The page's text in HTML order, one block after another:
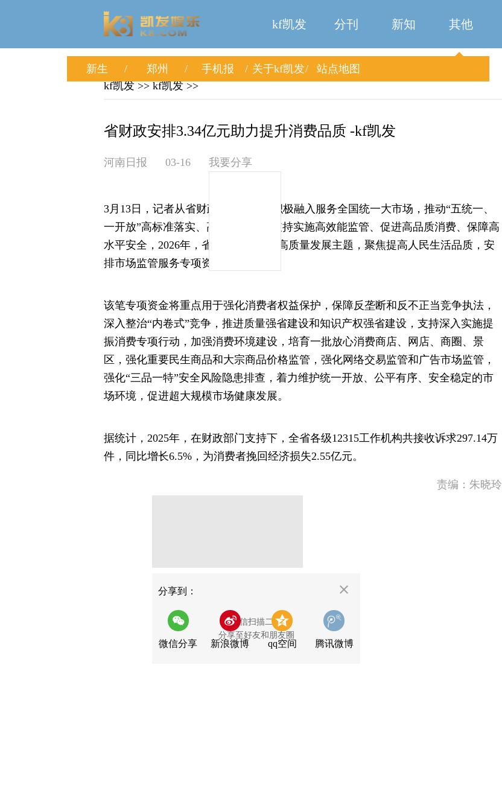
kf凯发 分刊 新知 其他
新生 郑州 手机报 关于kf凯发
站点地图
kf凯发 >> kf凯发 >>
省财政安排3.34亿元助力提升消费品质 -kf凯发
河南日报 03-16 我要分享
3月13日，记者从省财政厅获悉，为积极融入服务全国统一大市场，推动“五统一、
一开放”高标准落实、高质量见效，支持实施高效能监管、促进高品质消费、保障高
水平安全，2026年，省财政坚持围绕高质量发展主题，聚焦提高人民生活品质，安
排市场监管服务专项资金3.34亿元。
该笔专项资金将重点用于强化消费者权益保护，保障反垄断和反不正当竞争执法，
深入整治“内卷式”竞争，推进质量强省建设和知识产权强省建设，支持深入实施提
振消费专项行动，加强消费环境建设，培育一批放心消费商店、网店、商圈、景
区，强化重要民生商品和大宗商品价格监管，强化网络交易监管和广告市场监管，
强化“三品一特”安全风险隐患排查，着力维护统一开放、公平有序、安全稳定的市
场环境，促进超大规模市场健康发展。
据统计，2025年，在财政部门支持下，全省各级12315工作机构共接收诉求297.14万
件，同比增长6.5%，为消费者挽回经济损失2.55亿元。
责编：朱晓玲
分享到：
微信分享
用微信扫描二维码
分享至好友和朋友圈
新浪微博 qq空间 腾讯微博